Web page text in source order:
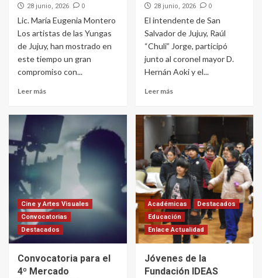
28 junio, 2026 0
Lic. María Eugenia Montero
Los artistas de las Yungas
de Jujuy, han mostrado en
este tiempo un gran
compromiso con...
Leer más
28 junio, 2026 0
El intendente de San
Salvador de Jujuy, Raúl
“Chuli” Jorge, participó
junto al coronel mayor D.
Hernán Aoki y el...
Leer más
Cine y Artes Visuales
Convocatorias
Destacados
Convocatoria para el
4º Mercado
Académicas
Destacados
Educación
Enlace Actualidad
Jóvenes de la
Fundación IDEAS